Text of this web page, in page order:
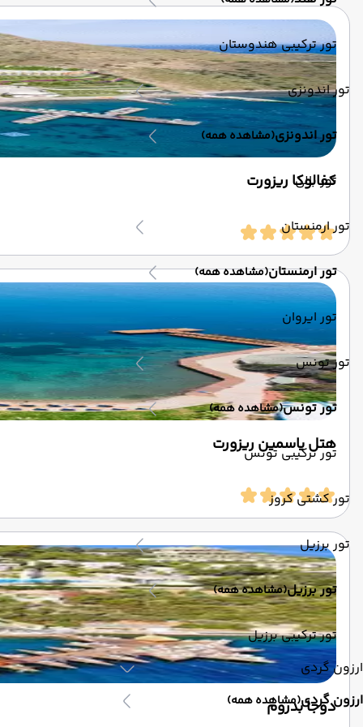
تور ترکیبی هندوستان
تور اندونزی
تور اندونزی(مشاهده همه)
تور بالی
تور ارمنستان
تور ارمنستان(مشاهده همه)
تور ایروان
تور تونس
تور تونس(مشاهده همه)
تور ترکیبی تونس
تور کشتی کروز
تور برزیل
تور برزیل(مشاهده همه)
تور ترکیبی برزیل
ارزون گردی
ارزون گردی(مشاهده همه)
کفالوکا ریزورت
هتل یاسمین ریزورت
دوجا بدروم